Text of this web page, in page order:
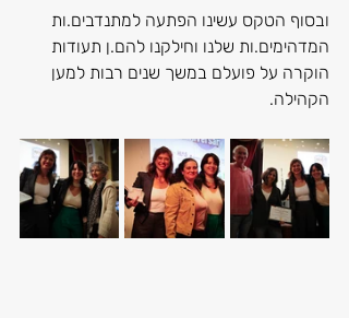
ובסוף הטקס עשינו הפתעה למתנדבים.ות
המדהימים.ות שלנו וחילקנו להם.ן תעודות
הוקרה על פועלם במשך שנים רבות למען
הקהילה.